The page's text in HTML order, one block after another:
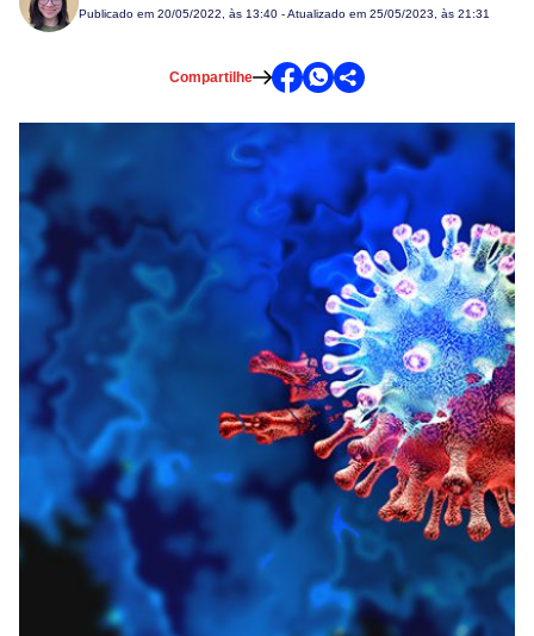
Publicado em 20/05/2022, às 13:40 - Atualizado em 25/05/2023, às 21:31
Compartilhe